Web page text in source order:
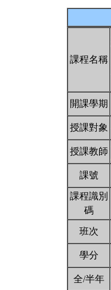
課程名稱
開課學期
授課對象
授課教師
課號
課程識別
碼
班次
學分
全/半年